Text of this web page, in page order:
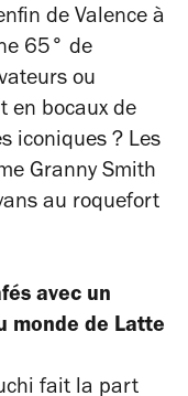
de Valence à
65° de
ou
en bocaux de
iconiques ? Les
Granny Smith
au roquefort
avec un
monde de Latte
fait la part